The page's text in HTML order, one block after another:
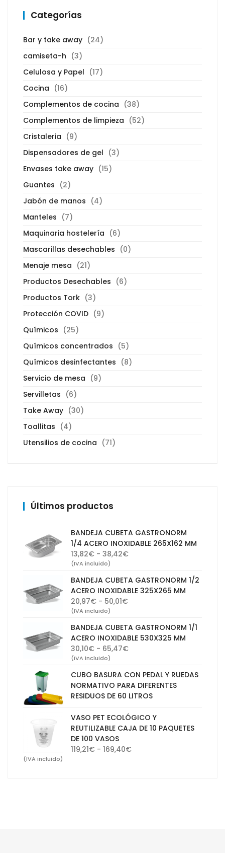
Categorías
Bar y take away (24)
camiseta-h (3)
Celulosa y Papel (17)
Cocina (16)
Complementos de cocina (38)
Complementos de limpieza (52)
Cristaleria (9)
Dispensadores de gel (3)
Envases take away (15)
Guantes (2)
Jabón de manos (4)
Manteles (7)
Maquinaria hostelería (6)
Mascarillas desechables (0)
Menaje mesa (21)
Productos Desechables (6)
Productos Tork (3)
Protección COVID (9)
Químicos (25)
Químicos concentrados (5)
Químicos desinfectantes (8)
Servicio de mesa (9)
Servilletas (6)
Take Away (30)
Toallitas (4)
Utensilios de cocina (71)
Últimos productos
BANDEJA CUBETA GASTRONORM
1/4 ACERO INOXIDABLE 265X162 MM
13,82€ - 38,42€Rango
desde
13,82€
(IVA incluido)
BANDEJA CUBETA GASTRONORM 1/2
ACERO INOXIDABLE 325X265 MM
20,97€ - 50,01€Rango
desde
20,97€
hasta
(IVA incluido)
BANDEJA CUBETA GASTRONORM 1/1
ACERO INOXIDABLE 530X325 MM
30,10€ - 65,47€Rango
desde
30,10€
hasta
65,47€
(IVA incluido)
CUBO BASURA CON PEDAL Y RUEDAS
NORMATIVO PARA DIFERENTES
RESIDUOS DE 60 LITROS
VASO PET ECOLÓGICO Y
REUTILIZABLE CAJA DE 10 PAQUETES
DE 100 VASOS
119,21€ - 169,40€Rango
(IVA incluido)